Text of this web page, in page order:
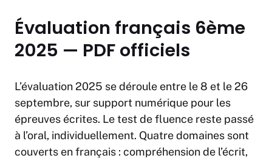
Évaluation français 6ème
2025 — PDF officiels
L’évaluation 2025 se déroule entre le 8 et le 26
septembre, sur support numérique pour les
épreuves écrites. Le test de fluence reste passé
à l’oral, individuellement. Quatre domaines sont
couverts en français : compréhension de l’écrit,